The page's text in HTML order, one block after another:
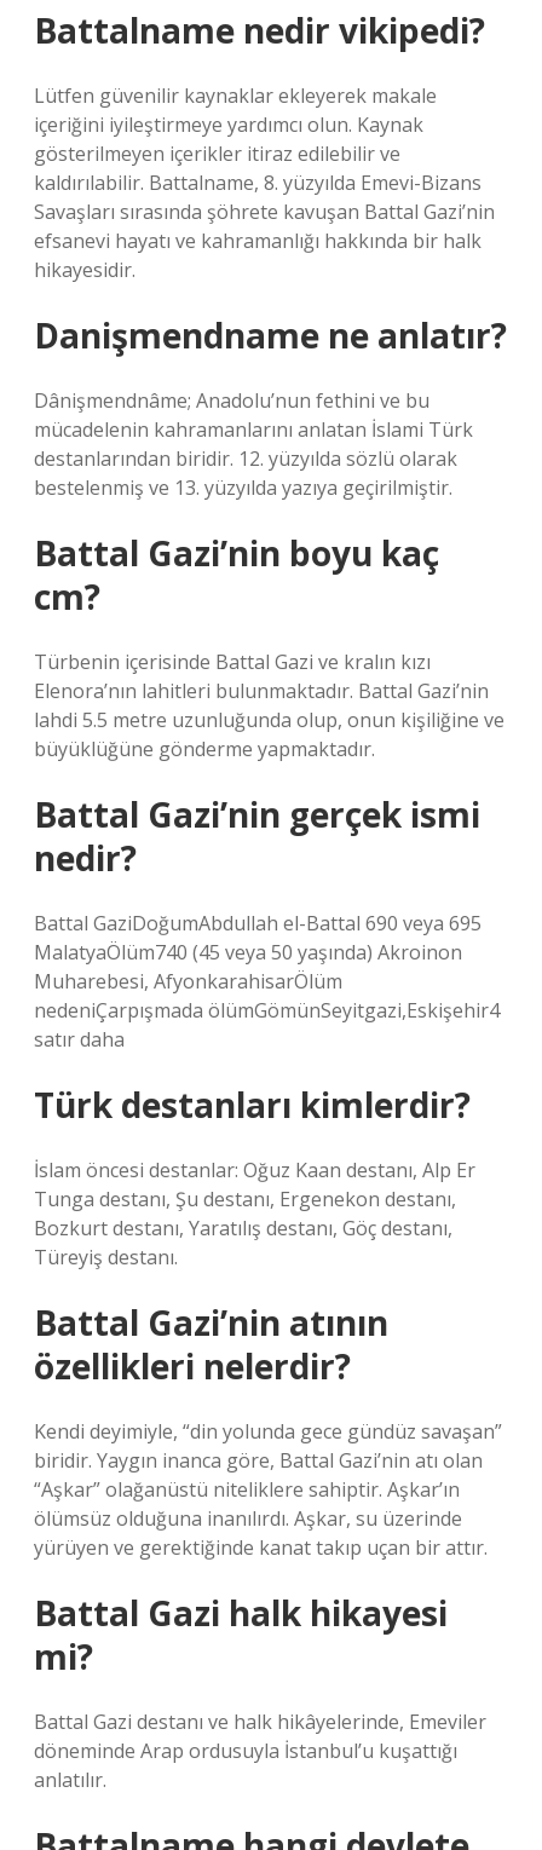
Battalname nedir vikipedi?
Lütfen güvenilir kaynaklar ekleyerek makale
içeriğini iyileştirmeye yardımcı olun. Kaynak
gösterilmeyen içerikler itiraz edilebilir ve
kaldırılabilir. Battalname, 8. yüzyılda Emevi-Bizans
Savaşları sırasında şöhrete kavuşan Battal Gazi’nin
efsanevi hayatı ve kahramanlığı hakkında bir halk
hikayesidir.
Danişmendname ne anlatır?
Dânişmendnâme; Anadolu’nun fethini ve bu
mücadelenin kahramanlarını anlatan İslami Türk
destanlarından biridir. 12. yüzyılda sözlü olarak
bestelenmiş ve 13. yüzyılda yazıya geçirilmiştir.
Battal Gazi’nin boyu kaç
cm?
Türbenin içerisinde Battal Gazi ve kralın kızı
Elenora’nın lahitleri bulunmaktadır. Battal Gazi’nin
lahdi 5.5 metre uzunluğunda olup, onun kişiliğine ve
büyüklüğüne gönderme yapmaktadır.
Battal Gazi’nin gerçek ismi
nedir?
Battal GaziDoğumAbdullah el-Battal 690 veya 695
MalatyaÖlüm740 (45 veya 50 yaşında) Akroinon
Muharebesi, AfyonkarahisarÖlüm
nedeniÇarpışmada ölümGömünSeyitgazi,Eskişehir4
satır daha
Türk destanları kimlerdir?
İslam öncesi destanlar: Oğuz Kaan destanı, Alp Er
Tunga destanı, Şu destanı, Ergenekon destanı,
Bozkurt destanı, Yaratılış destanı, Göç destanı,
Türeyiş destanı.
Battal Gazi’nin atının
özellikleri nelerdir?
Kendi deyimiyle, “din yolunda gece gündüz savaşan”
biridir. Yaygın inanca göre, Battal Gazi’nin atı olan
“Aşkar” olağanüstü niteliklere sahiptir. Aşkar’ın
ölümsüz olduğuna inanılırdı. Aşkar, su üzerinde
yürüyen ve gerektiğinde kanat takıp uçan bir attır.
Battal Gazi halk hikayesi
mi?
Battal Gazi destanı ve halk hikâyelerinde, Emeviler
döneminde Arap ordusuyla İstanbul’u kuşattığı
anlatılır.